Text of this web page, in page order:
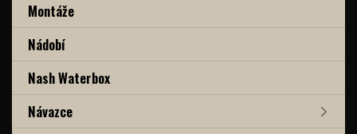
Montáže
Nádobí
Nash Waterbox
Návazce